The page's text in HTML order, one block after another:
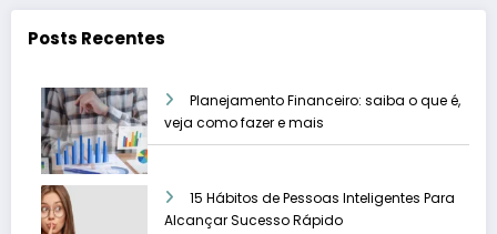
Posts Recentes
Planejamento Financeiro: saiba o que é,
veja como fazer e mais
15 Hábitos de Pessoas Inteligentes Para
Alcançar Sucesso Rápido